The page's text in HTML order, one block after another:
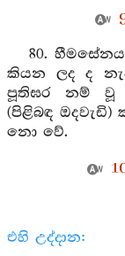
80.
කියන ලද ද
පූතිඝර නම් වූ
(පිළිබඳ
නො වේ.
එහි උද්දාන: